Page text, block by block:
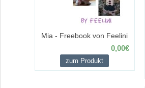
Mia - Freebook von Feelini
0,00€
zum Produkt